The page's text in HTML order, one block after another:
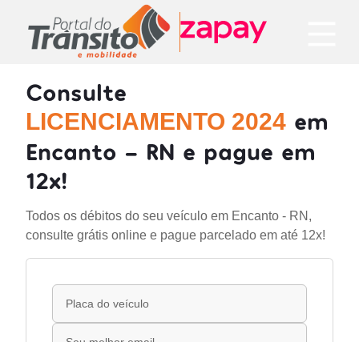
Consulte
LICENCIAMENTO 2024 em
Encanto - RN e pague em
12x!
Todos os débitos do seu veículo em Encanto - RN,
consulte grátis online e pague parcelado em até 12x!